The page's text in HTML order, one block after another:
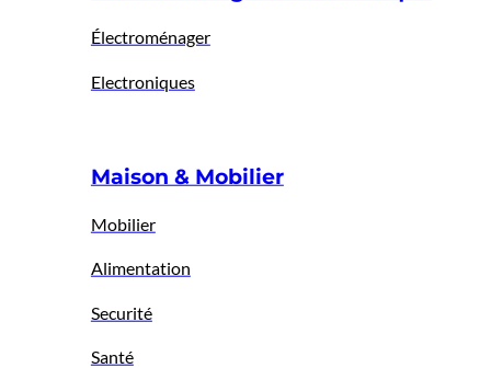
Électroménager
Electroniques
Maison & Mobilier
Mobilier
Alimentation
Securité
Santé